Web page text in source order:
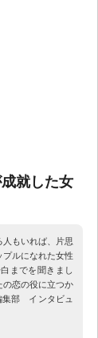
就した女
人もいれば、片思
ルになれた女性
までを聞きまし
の恋の役に立つか
集部 インタビュ